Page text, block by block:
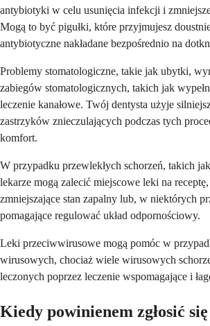
antybiotyki w celu usunięcia infekcji i
Mogą to być pigułki, które przyjmujesz
antybiotyczne nakładane bezpośrednio na
Problemy stomatologiczne, takie jak ubytki,
zabiegów stomatologicznych, takich jak
leczenie kanałowe. Twój dentysta użyje
zastrzyków znieczulających podczas tych
komfort.
W przypadku przewlekłych schorzeń, takich
lekarze mogą zalecić miejscowe leki na
zmniejszające stan zapalny lub, w niektórych
pomagające regulować układ odpornościowy.
Leki przeciwwirusowe mogą pomóc w
wirusowych, chociaż wiele wirusowych
leczonych poprzez leczenie wspomagające i
Kiedy powinienem zgłosić